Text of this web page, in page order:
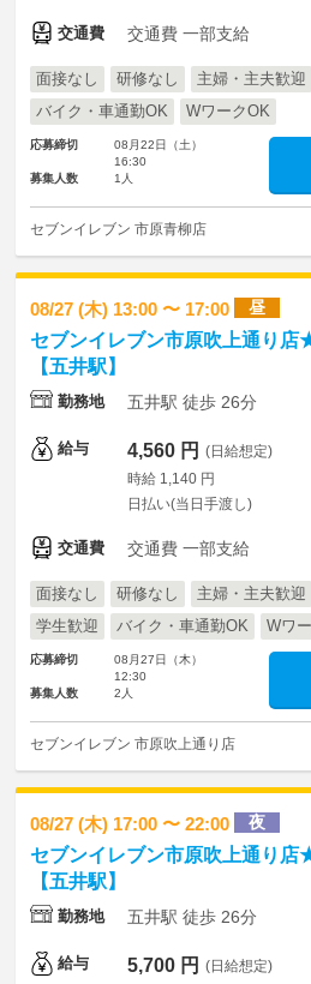
交通費 交通費 一部支給
面接なし 研修なし 主婦・主夫歓迎
バイク・車通勤OK
WワークOK
応募締切
08月22日（土）
16:30
募集人数
1人
セブンイレブン 市原青柳店
08/27 (木) 13:00 〜 17:00 昼
セブンイレブン市原吹上通り
【五井駅】
勤務地 五井駅 徒歩 26分
給与 4,560 円 (日給想定)
時給 1,140 円
日払い(当日手渡し)
交通費 交通費 一部支給
面接なし 研修なし 主婦・主夫歓迎
学生歓迎
バイク・車通勤OK Wワ
応募締切
08月27日（木）
12:30
募集人数
2人
セブンイレブン 市原吹上通り店
08/27 (木) 17:00 〜 22:00 夜
セブンイレブン市原吹上通り
【五井駅】
勤務地 五井駅 徒歩 26分
給与 5,700 円 (日給想定)